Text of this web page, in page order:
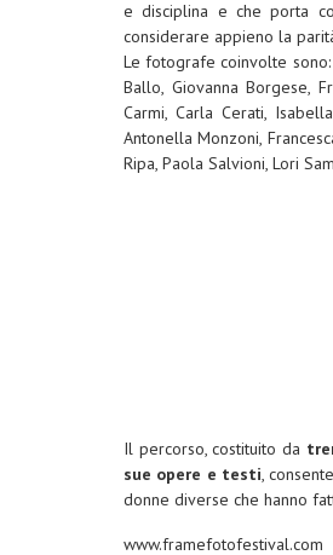
e disciplina e che porta
considerare appieno la
Le fotografe coinvolte sono:
Ballo, Giovanna Borgese,
Carmi, Carla Cerati,
Antonella Monzoni,
Ripa, Paola Salvioni, Lori
Il percorso, costituito da
sue opere e testi,
donne diverse che hanno
www.framefotofestival.com